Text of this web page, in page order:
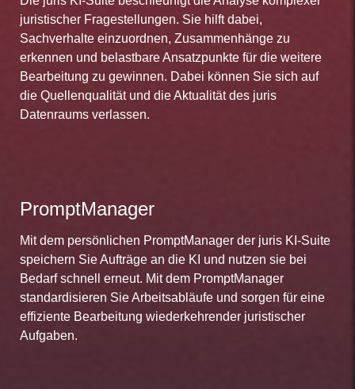
juristischer Fragestellungen. Sie hilft dabei,
Sachverhalte einzuordnen, Zusammenhänge zu
erkennen und belastbare Ansatzpunkte für die weitere
Bearbeitung zu gewinnen. Dabei können Sie sich auf
die Quellenqualität und die Aktualität des juris
Datenraums verlassen.
PromptManager
Mit dem persönlichen PromptManager der juris KI-Suite
speichern Sie Aufträge an die KI und nutzen sie bei
Bedarf schnell erneut. Mit dem PromptManager
standardisieren Sie Arbeitsabläufe und sorgen für eine
effiziente Bearbeitung wiederkehrender juristischer
Aufgaben.